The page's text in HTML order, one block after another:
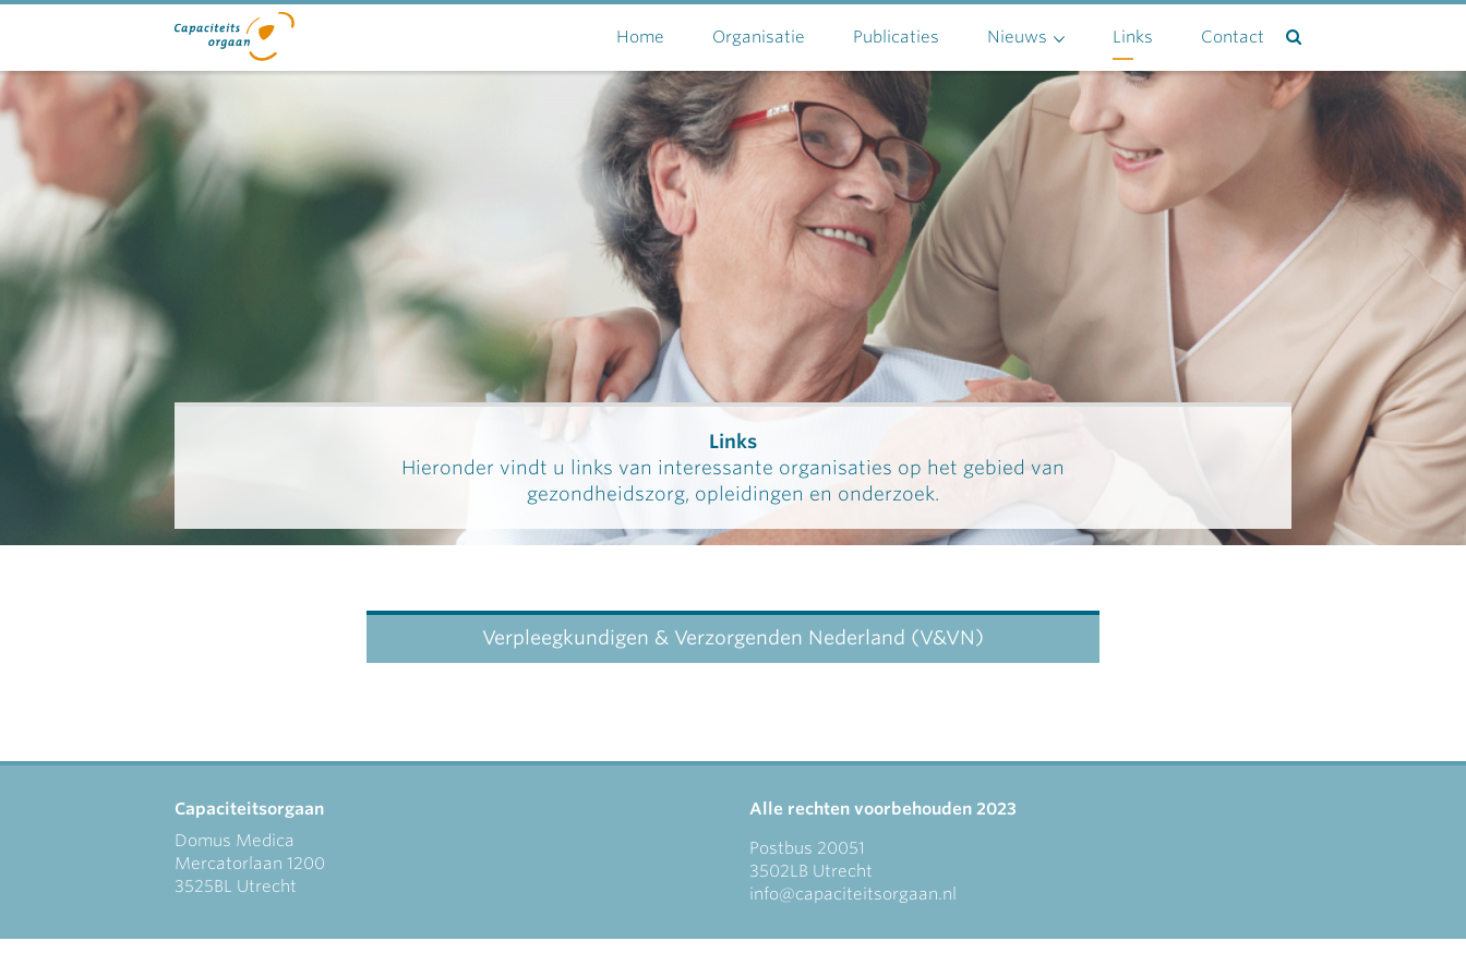
Home Organisatie Publicaties Nieuws Links Contact
Links
Hieronder vindt u links van interessante organisaties op het gebied van
gezondheidszorg, opleidingen en onderzoek.
Verpleegkundigen & Verzorgenden Nederland (V&VN)
Capaciteitsorgaan
Domus Medica
Mercatorlaan 1200
3525BL Utrecht
Alle rechten voorbehouden 2023
Postbus 20051
3502LB Utrecht
info@capaciteitsorgaan.nl